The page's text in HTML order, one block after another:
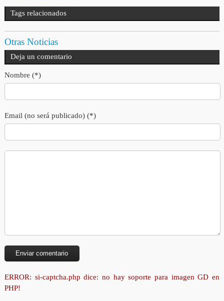
Tags relacionados
Otras Noticias
Deja un comentario
Nombre (*)
Email (no será publicado) (*)
ERROR: si-captcha.php dice: no hay soporte para imagen GD en
PHP!